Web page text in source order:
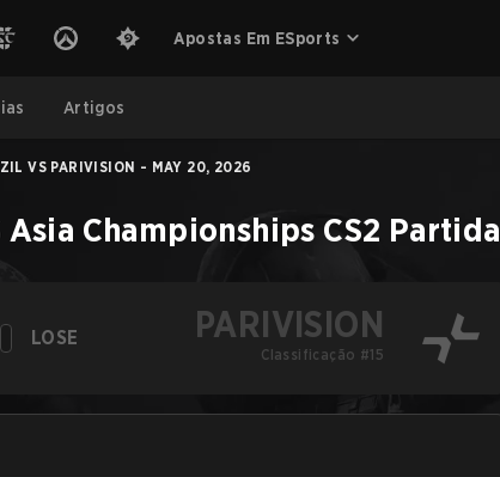
Apostas Em ESports
Artigos
VS PARIVISION - MAY 20, 2026
Asia Championships CS2 Partida
LOSE PARIVISION
Classificação #15